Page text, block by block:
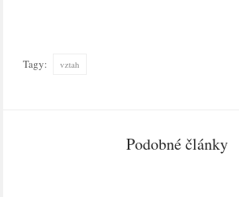
Tagy: vztah
Podobné články